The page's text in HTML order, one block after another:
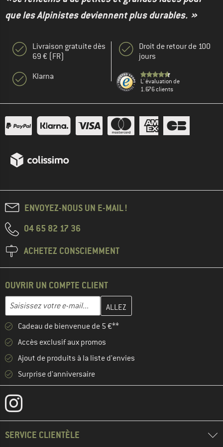
que les Alpinistes deviennent plus durables. »
Livraison gratuite dès
69 € (FR)
Klarna
Droit de retour de 100
jours
L' évaluation de
1.676 clients
ENVOYEZ-NOUS UN E-MAIL !
04 65 82 17 36
ACHETEZ CONSCIEMMENT
OUVRIR UN COMPTE CLIENT
Adresse e-mail
Entrez votre adresse e-mail ici et créez votre compte client à la
Cadeau de bienvenue de 5 €**
Accès exclusif aux promos
Ajout de produits à la liste d'envies
Surprise d'anniversaire
SERVICE CLIENTÈLE